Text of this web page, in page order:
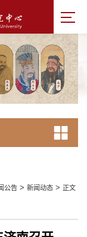
公告 > 新闻动态 > 正文